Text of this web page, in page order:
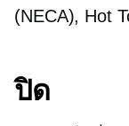
(NECA), Hot
ปิด